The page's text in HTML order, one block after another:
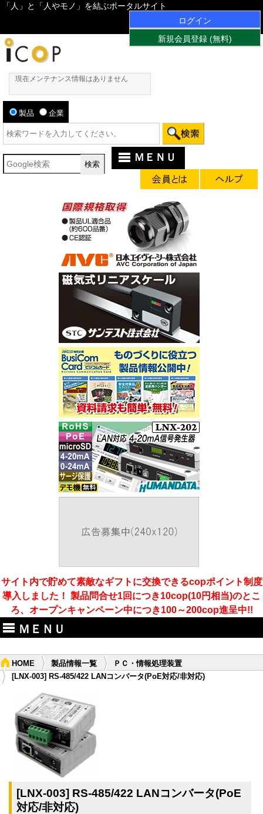
「人」と「人やモノ」を結ぶポータルサイト
ログイン
新規会員登録 (無料)
現在メンテナンス情報はありません
製品 企業
ＭＥＮＵ
サイト内で貯めて素敵なギフトに交換できるcopポイント制度
導入しました！ 製品問合せ1回につき10cop(10円相当)のとこ
ろ、オープンキャンペーン中につき100～200cop進呈中!!
ＭＥＮＵ
HOME 製品情報一覧
ＰＣ・情報処理装置
[LNX-003] RS-485/422 LANコンバータ(PoE対応/非対応)
[LNX-003] RS-485/422 LANコンバータ(PoE
対応/非対応)